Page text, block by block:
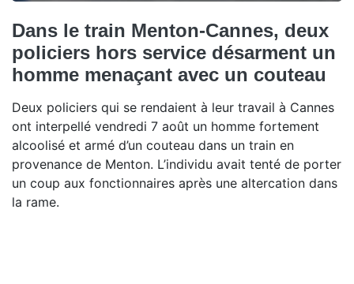
Dans le train Menton-Cannes, deux
policiers hors service désarment un
homme menaçant avec un couteau
Deux policiers qui se rendaient à leur travail à Cannes
ont interpellé vendredi 7 août un homme fortement
alcoolisé et armé d’un couteau dans un train en
provenance de Menton. L’individu avait tenté de porter
un coup aux fonctionnaires après une altercation dans
la rame.